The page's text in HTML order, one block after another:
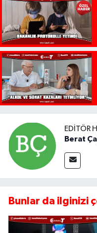
EDITÖR
Berat
Bunlar da ilginizi